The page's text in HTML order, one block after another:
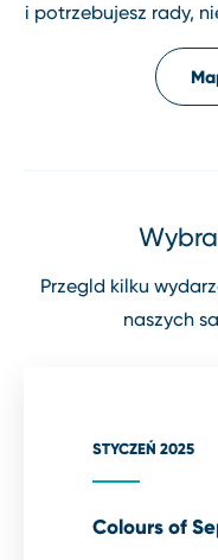
i potrzebujesz rady,
Przegld kilku
naszych
STYCZEŃ 2025
Colours of